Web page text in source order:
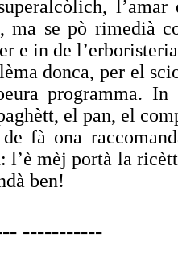
ma se pò rimedià
e in de
donca, per el
programma.
el pan, el
de fà ona
l’è mèjportà la
ben!
-----------